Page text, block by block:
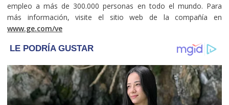
empleo a más de 300.000 personas en todo el mundo. Para
más información, visite el sitio web de la compañía en
www.ge.com/ve